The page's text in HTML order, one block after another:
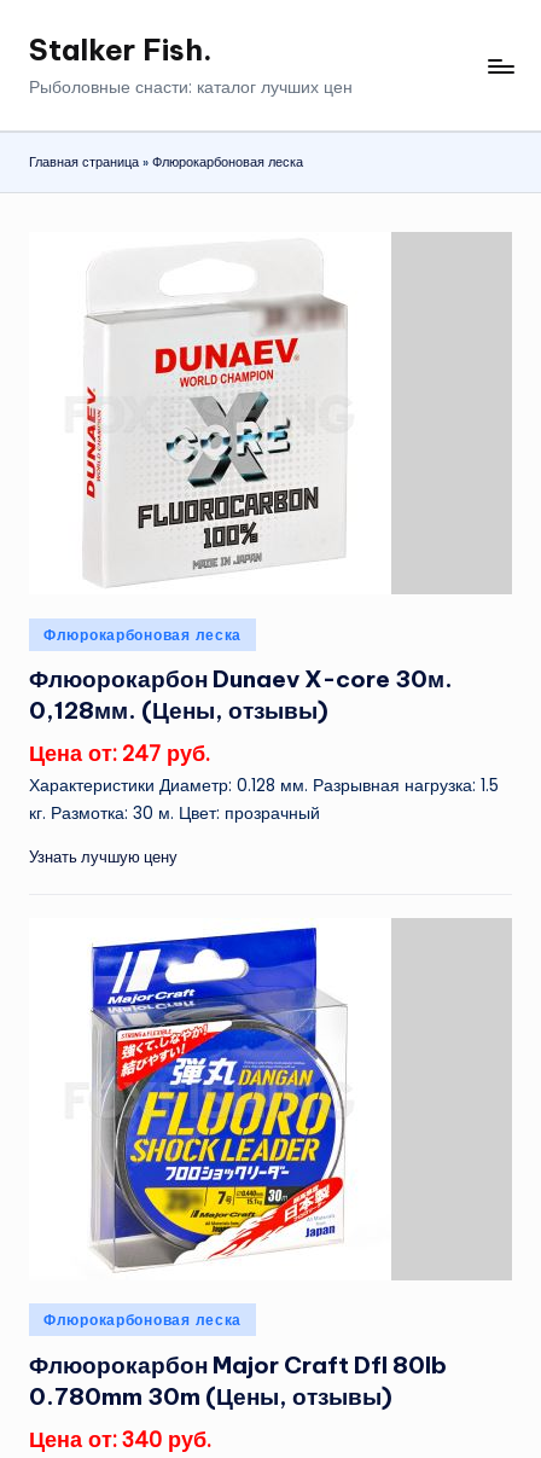
Перейти
Stalker Fish.
Рыболовные снасти: каталог лучших цен
Главная страница»Флюрокарбоновая леска
Опубликовано
в
Флюрокарбоновая леска
Флюорокарбон Dunaev X-core 30м.
0,128мм. (Цены, отзывы)
Цена от: 247 руб.
Характеристики Диаметр: 0.128 мм. Разрывная нагрузка: 1.5
кг. Размотка: 30 м. Цвет: прозрачный
Узнать лучшую цену
Опубликовано
в
Флюрокарбоновая леска
Флюорокарбон Major Craft Dfl 80lb
0.780mm 30m (Цены, отзывы)
Цена от: 340 руб.